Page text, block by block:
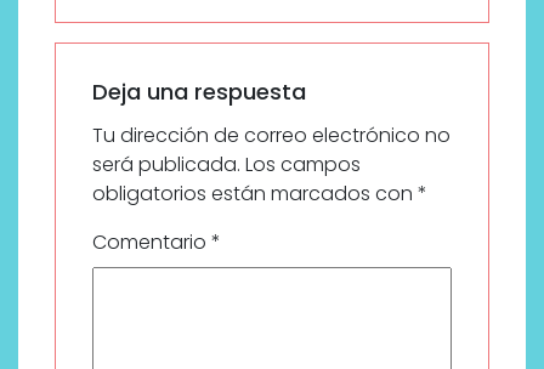
Deja una respuesta
Tu dirección de correo electrónico no
será publicada. Los campos
obligatorios están marcados con *
Comentario *